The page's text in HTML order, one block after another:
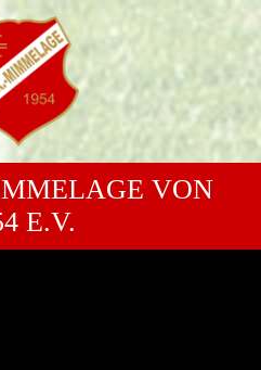
VON 1
E.V.